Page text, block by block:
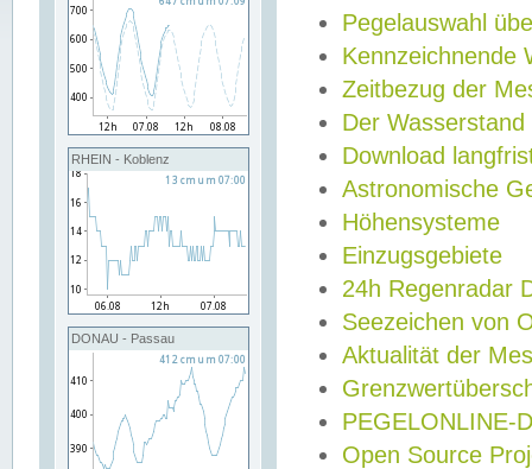
RHEIN - Koblenz
DONAU - Passau
Pegelauswahl
Kennzeichnende
Zeitbezug der
Der Wasserstand
Download
Astronomische
Höhensysteme
Einzugsgebiete
24h Regenradar
Seezeichen von
Aktualität der
PEGELONLINE-
Open Source